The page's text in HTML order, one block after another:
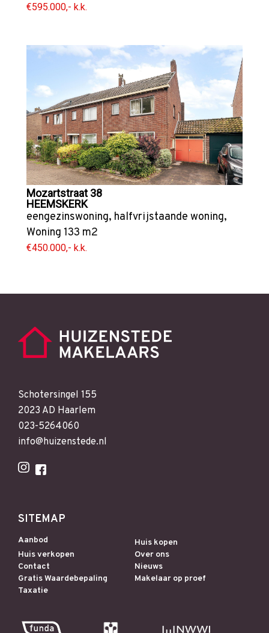
€595.000,- k.k.
Mozartstraat 38
HEEMSKERK
eengezinswoning, halfvrijstaande woning,
Woning 133 m2
€450.000,- k.k.
Schotersingel 155
2023 AD Haarlem
023-5264060
info@huizenstede.nl
SITEMAP
Aanbod
Huis kopen
Huis verkopen
Over ons
Contact
Nieuws
Gratis Waardebepaling
Makelaar op proef
Taxatie